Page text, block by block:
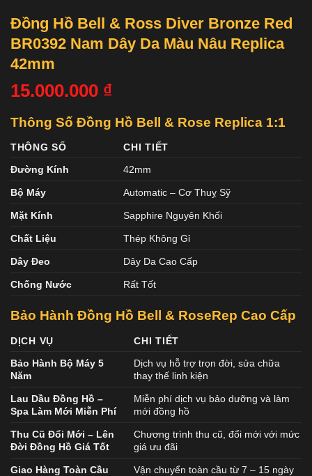
Đồng Hồ Bell & Ross Diver Bronze Red
BR0392 Nam Dây Da Màu Nâu Replica
42mm
15.000.000 ₫
Thông Số Đồng Hồ Bell & Rose Replica 1:1
THÔNG SỐ
CHI TIẾT
Đường Kính
42mm
Bộ Máy Automatic – Cơ Thuỵ Sỹ
Mặt Kính Sapphire Nguyên Khối
Chất Liệu Thép Không Gỉ
Dây Đeo Dây Da Cao Cấp
Chống Nước Rất Tốt
Bảo Hành Đồng Hồ Bell & RoseRep Cao Cấp
DỊCH VỤ
CHI TIẾT
Bảo Hành Bộ Máy 5
Năm
Dịch vụ hỗ trợ trọn đời, sửa chữa
thay thế linh kiện
Lau Dầu Đồng Hồ –
Spa Làm Mới Miễn Phí
Miễn phí dịch vụ bảo dưỡng và làm
mới đồng hồ
Thu Cũ Đổi Mới – Lên
Đời Đồng Hồ Giá Tốt
Chương trình thu cũ, đổi mới với mức
giá ưu đãi
Giao Hàng Toàn Cầu Vận chuyển toàn cầu từ 7 – 15 ngày